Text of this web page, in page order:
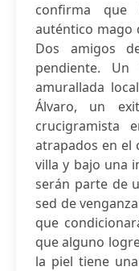
confirma que
auténtico mago
Dos amigos
pendiente.
amurallada
Álvaro, un
crucigramista
atrapados en el
villa y bajo una
serán parte de
sed de
que
que alguno
la piel tiene